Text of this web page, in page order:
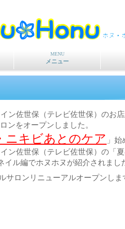
ン佐世保（テレビ佐世保）のお
ンをオープンしました。
ニキビあとのケア 」
ン佐世保（テレビ佐世保）の「
ホヌホヌが紹介されまし
サロンリニューアルオープンしま
MENU
メニュー